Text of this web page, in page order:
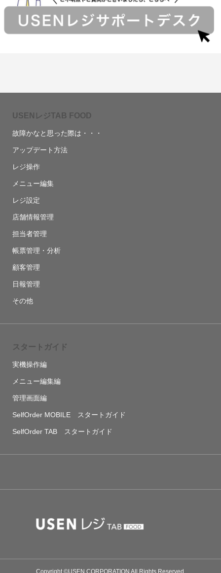
USENレジTAB FOOD
故障かなと思った際は・・・
アップデート方法
レジ操作
メニュー編集
レジ設定
店舗情報管理
担当者管理
帳票管理・分析
顧客管理
日報管理
その他
スタートガイド
実機操作編
メニュー編集編
管理画面編
SelfOrder MOBILE スタートガイド
SelfOrder TAB スタートガイド
Copyright ©USEN CORPORATION All Rights Reserved.